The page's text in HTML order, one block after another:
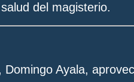
del magisterio.
Ayala,